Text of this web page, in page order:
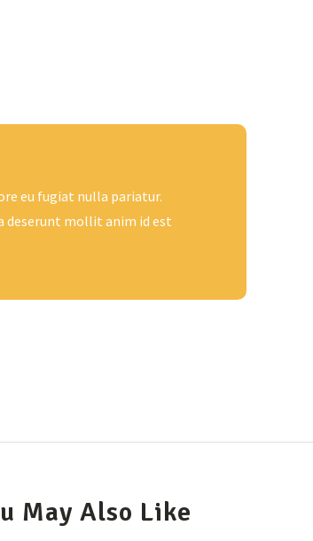
eu fugiat nulla pariatur.
deserunt mollit anim id est
May Also Like